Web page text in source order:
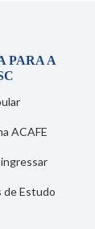
PARA A
ACAFE
de Estudo